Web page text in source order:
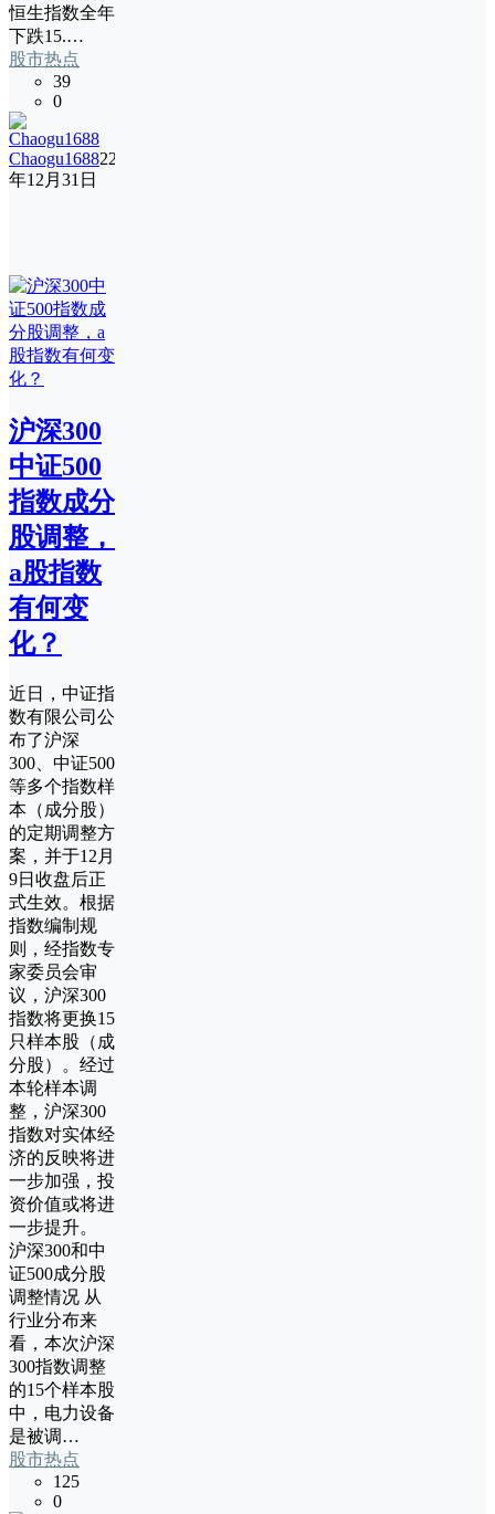
恒生指数全年
下跌15.…
股市热点
39
0
Chaogu168822
年12月31日
沪深300
中证500
指数成分
股调整，
a股指数
有何变
化？
近日，中证指
数有限公司公
布了沪深
300、中证500
等多个指数样
本（成分股）
的定期调整方
案，并于12月
9日收盘后正
式生效。根据
指数编制规
则，经指数专
家委员会审
议，沪深300
指数将更换15
只样本股（成
分股）。经过
本轮样本调
整，沪深300
指数对实体经
济的反映将进
一步加强，投
资价值或将进
一步提升。
沪深300和中
证500成分股
调整情况 从
行业分布来
看，本次沪深
300指数调整
的15个样本股
中，电力设备
是被调…
股市热点
125
0